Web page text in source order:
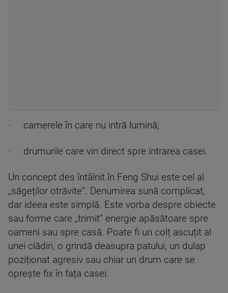
· camerele în care nu intră lumină;
· drumurile care vin direct spre intrarea casei.
Un concept des întâlnit în Feng Shui este cel al
„săgeților otrăvite”. Denumirea sună complicat,
dar ideea este simplă. Este vorba despre obiecte
sau forme care „trimit” energie apăsătoare spre
oameni sau spre casă. Poate fi un colț ascuțit al
unei clădiri, o grindă deasupra patului, un dulap
poziționat agresiv sau chiar un drum care se
oprește fix în fața casei.